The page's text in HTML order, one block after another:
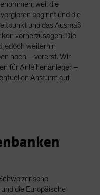
weil die
beginnt und die
und das Ausmaß
vorherzusagen. Die
jedoch weiterhin
hoch – vorerst. Wir
für Anleihenanleger –
Ansturm auf
die Europäische